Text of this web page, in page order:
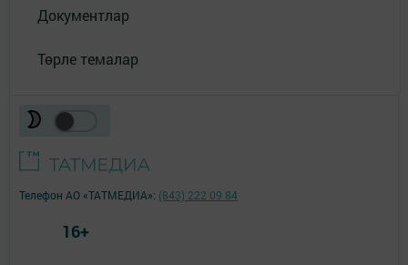
Документлар
Төрле темалар
Телефон АО «ТАТМЕДИА»: (843) 222 09 84
16+